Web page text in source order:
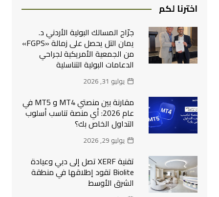
اخترنا لكم
جرّاح المسالك البولية الأردني د.
يمان التل يحصل على زمالة «FGPS»
من الجمعية الأمريكية لجراحي
الدعامات البولية التناسلية
يوليو 31, 2026
مقارنة بين منصتي MT4 و MT5 في
عام 2026: أي منصة تناسب أسلوب
التداول الخاص بك؟
يوليو 29, 2026
تقنية XERF تصل إلى دبي وعيادة
Biolite تقود إطلاقها في منطقة
الشرق الأوسط